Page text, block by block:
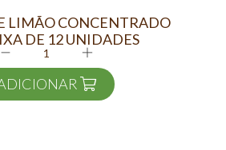
LIMÃO CONCENTRADO
DE 12 UNIDADES